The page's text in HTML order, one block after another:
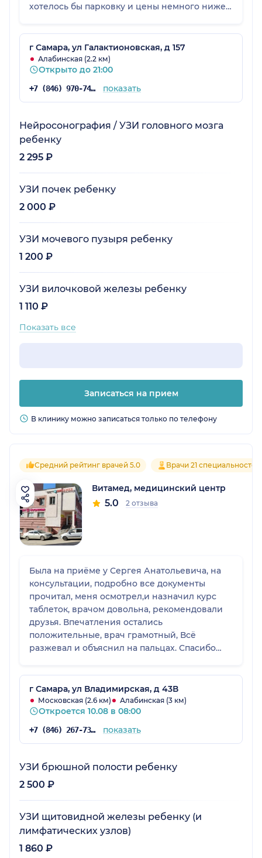
хотелось бы парковку и цены немного ниже
г Самара, ул Галактионовская, д 157
Алабинская (2.2 км)
Открыто до 21:00
+7 (846) 970-74-07 показать
Нейросонография / УЗИ головного мозга
ребенку
2 295 ₽
УЗИ почек ребенку
2 000 ₽
УЗИ мочевого пузыря ребенку
1 200 ₽
УЗИ вилочковой железы ребенку
1 110 ₽
Показать все
Записаться на прием
В клинику можно записаться только по телефону
Средний рейтинг врачей 5.0 Врачи 21 специальностей
Витамед, медицинский центр
5.0 2 отзыва
Была на приёме у Сергея Анатольевича, на
консультации, подробно все документы
прочитал, меня осмотрел,и назначил курс
таблеток, врачом довольна, рекомендовали
друзья. Впечатления остались
положительные, врач грамотный, Всё
разжевал и объяснил на пальцах. Спасибо
дела, начтоятельно рекомендую, и советую,
спасибо!
г Самара, ул Владимирская, д 43В
Московская (2.6 км) Алабинская (3 км)
Откроется 10.08 в 08:00
+7 (846) 267-73-95 показать
УЗИ брюшной полости ребенку
2 500 ₽
УЗИ щитовидной железы ребенку (и
лимфатических узлов)
1 860 ₽